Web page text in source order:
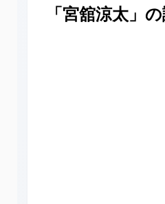
「宮舘涼太」